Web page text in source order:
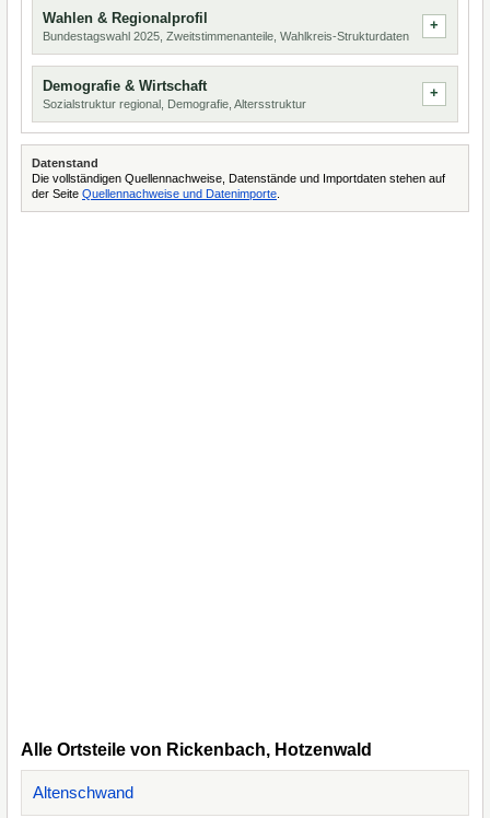
Wahlen & Regionalprofil
Bundestagswahl 2025, Zweitstimmenanteile, Wahlkreis-Strukturdaten
Demografie & Wirtschaft
Sozialstruktur regional, Demografie, Altersstruktur
Datenstand
Die vollständigen Quellennachweise, Datenstände und Importdaten stehen auf
der Seite Quellennachweise und Datenimporte
Alle Ortsteile von Rickenbach, Hotzenwald
Altenschwand